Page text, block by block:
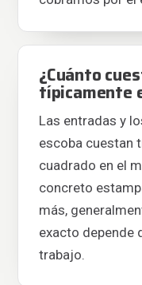
¿Cuánto
típicamente
Las entradas y
escoba cuestan
cuadrado en el
concreto
más,
exacto depende
trabajo.